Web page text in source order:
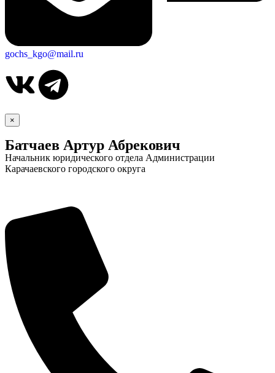
gochs_kgo@mail.ru
×
Батчаев Артур Абрекович
Начальник юридического отдела Администрации
Карачаевского городского округа